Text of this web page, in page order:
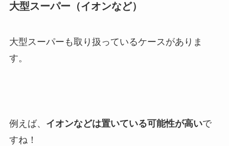
大型スーパー（イオンなど）
大型スーパーも取り扱っているケースがありま
す。
例えば、 イオンなどは置いている可能性が高いで
すね！